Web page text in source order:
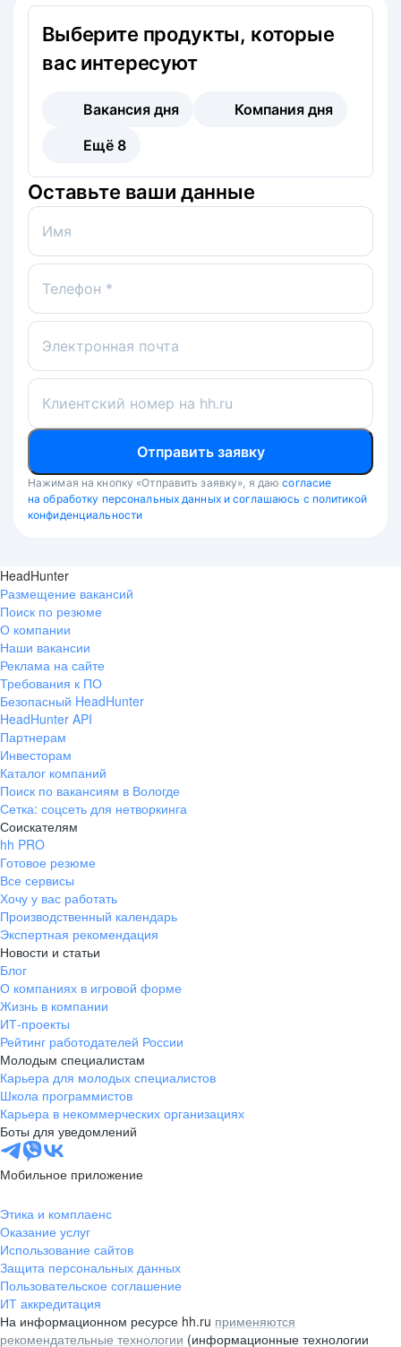
Выберите продукты, которые
вас интересуют
Вакансия дня
Компания дня
Ещё 8
Оставьте ваши данные
Имя
Телефон *
Электронная почта
Клиентский номер на hh.ru
Отправить заявку
Нажимая на кнопку «Отправить заявку», я даю согласие
на обработку персональных данных и соглашаюсь с политикой
конфиденциальности
HeadHunter
Размещение вакансий
Поиск по резюме
О компании
Наши вакансии
Реклама на сайте
Требования к ПО
Безопасный HeadHunter
HeadHunter API
Партнерам
Инвесторам
Каталог компаний
Поиск по вакансиям в Вологде
Сетка: соцсеть для нетворкинга
Соискателям
hh PRO
Готовое резюме
Все сервисы
Хочу у вас работать
Производственный календарь
Экспертная рекомендация
Новости и статьи
Блог
О компаниях в игровой форме
Жизнь в компании
ИТ-проекты
Рейтинг работодателей России
Молодым специалистам
Карьера для молодых специалистов
Школа программистов
Карьера в некоммерческих организациях
Боты для уведомлений
Мобильное приложение
Этика и комплаенс
Оказание услуг
Использование сайтов
Защита персональных данных
Пользовательское соглашение
ИТ аккредитация
На информационном ресурсе hh.ru применяются
рекомендательные технологии (информационные технологии